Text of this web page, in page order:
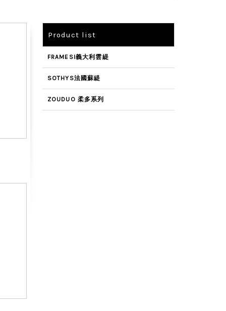
Product list
FRAMESI義大利雲緹
SOTHYS法國蘇緹
ZOUDUO 柔多系列